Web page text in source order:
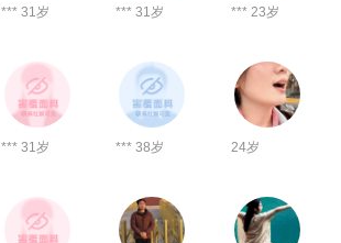
*** 31岁 *** 31岁 *** 23岁
*** 31岁 *** 38岁 24岁